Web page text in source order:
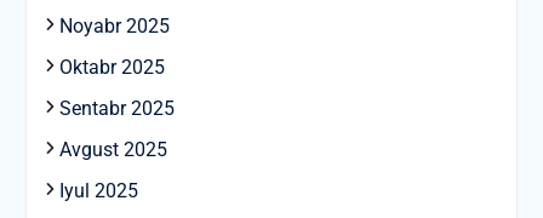
Noyabr 2025
Oktabr 2025
Sentabr 2025
Avgust 2025
Iyul 2025